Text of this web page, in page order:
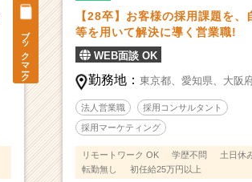
ブックマーク
【28卒】お客様の採用課題を、
等を用いて解決に導く営業職!
WEB面談 OK
勤務地： 東京都、 愛知県、 大阪府
法人営業職 採用コンサルタント
採用マーケティング
リモートワーク OK 学歴不問 土日休
転勤無し
初任給25万円以上